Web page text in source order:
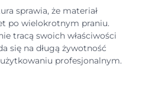
sprawia, że materiał
po wielokrotnym praniu.
tracą swoich właściwości
się na długą żywotność
profesjonalnym.